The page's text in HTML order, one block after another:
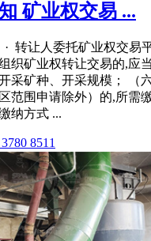
矿业权交易 ...
· 转让人委托矿业权交易
织矿业权转让交易的,应
采矿种、开采规模； （
范围申请除外）的,所需
纳方式 ...
8511